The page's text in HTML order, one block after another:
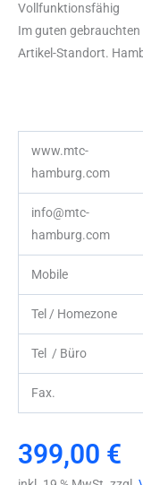
Vollfunktionsfähig
Im guten gebrauchten
Artikel-Standort.
www.mtc-
hamburg.com
info@mtc-
hamburg.com
Mobile
Tel / Homezone
Tel / Büro
Fax.
399,00 €